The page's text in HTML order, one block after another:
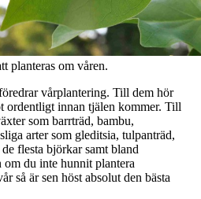
planteras om våren.
vårplantering. Till dem hör
ordentligt innan tjälen kommer. Till
som barrträd, bambu,
arter som gleditsia, tulpanträd,
flesta björkar samt bland
om du inte hunnit plantera
så är sen höst absolut den bästa